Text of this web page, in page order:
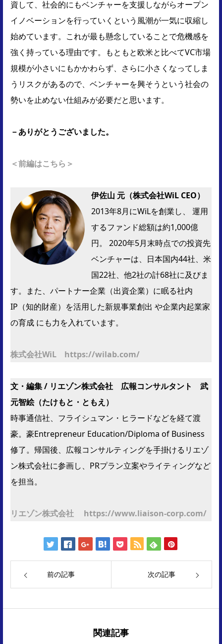
資して、社会的にもベンチャーを支援しながらオープン
イノベーションを行っていくという風潮が一気に収縮し
始めています。これが最も懸念していることで危機感を
強く持っている理由です。もともと欧米と比べてVC市場
規模が小さいにもかかわらず、さらに小さくなってしま
うリスクがあるので、ベンチャーを興そうという社会の
勢いを止めない仕組みが必要だと思います。
－ありがとうございました。
＜前編はこちら＞
伊佐山 元（株式会社WiL CEO）
2013年8月にWiLを創業し、 運用
するファンド総額は約1,000億
円。 2020年5月末時点での投資先
ベンチャーは、日本国内44社、米
国22社、他2社の計68社に及びま
す。また、パートナー企業（出資企業）に眠る社内
IP（知的財産）を活用した新規事業創出 や企業内起業家
の育成 にも力を入れています。
株式会社WiL https://wilab.com/
文・編集 / リエゾン株式会社 広報コンサルタント 武
元智絵（たけもと・ともえ）
時事通信社、フライシュマン・ヒラードなどを経て渡
豪。豪Entrepreneur Education/Diploma of Business
修了。帰国後、広報コンサルティングを手掛けるリエゾ
ン株式会社に参画し、PRプラン立案やライティングなど
を担当。
リエゾン株式会社 https://www.liaison-corp.com/
前の記事 次の記事
関連記事